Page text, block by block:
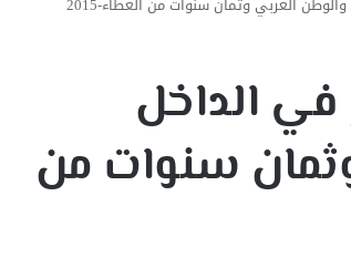
الداخل
سنوات من